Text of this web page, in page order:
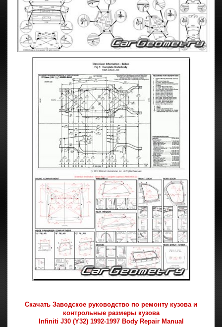
Скачать Заводское руководство по ремонту кузова и
контрольные размеры кузова
Infiniti J30 (Y32) 1992-1997 Body Repair Manual